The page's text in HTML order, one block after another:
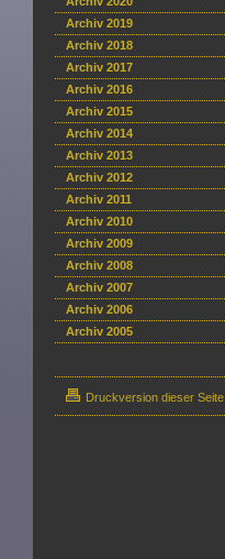
Archiv 2019
Archiv 2018
Archiv 2017
Archiv 2016
Archiv 2015
Archiv 2014
Archiv 2013
Archiv 2012
Archiv 2011
Archiv 2010
Archiv 2009
Archiv 2008
Archiv 2007
Archiv 2006
Archiv 2005
Druckversion dieser Seite